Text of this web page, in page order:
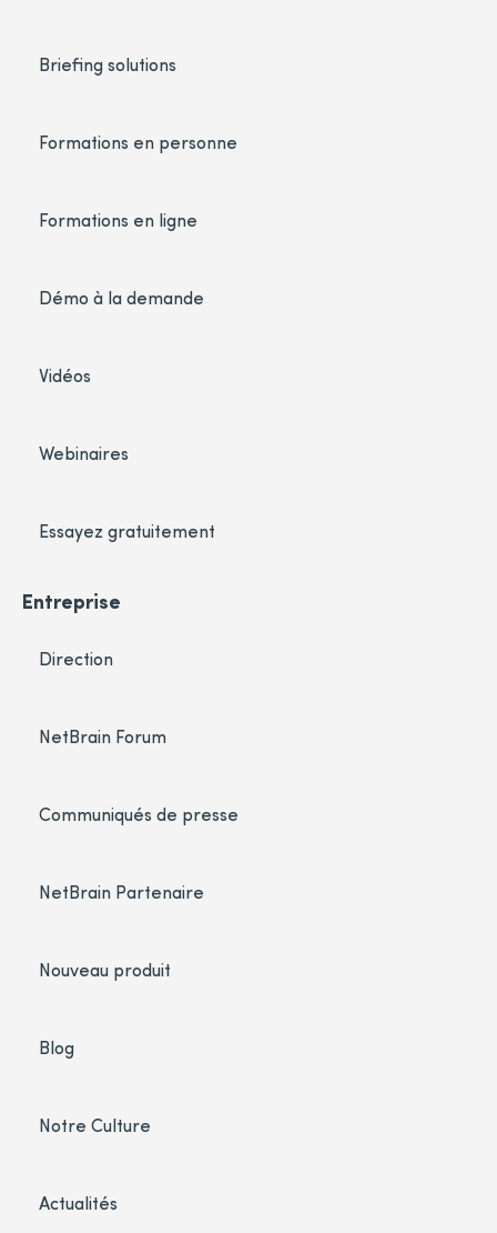
Briefing solutions
Formations en personne
Formations en ligne
Démo à la demande
Vidéos
Webinaires
Essayez gratuitement
Entreprise
Direction
NetBrain Forum
Communiqués de presse
NetBrain Partenaire
Nouveau produit
Blog
Notre Culture
Actualités